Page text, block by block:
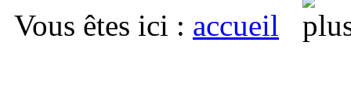
Vous êtes ici : accueil